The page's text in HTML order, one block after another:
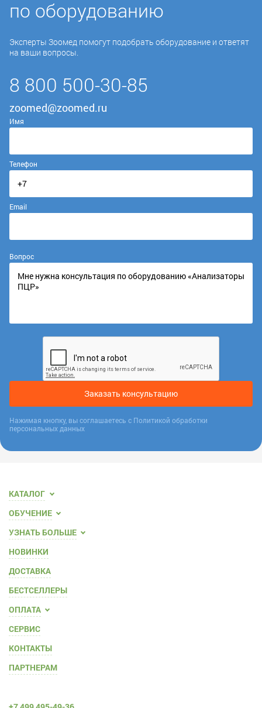
по оборудованию
Эксперты Зоомед помогут подобрать оборудование и ответят
на ваши вопросы.
8 800 500-30-85
zoomed@zoomed.ru
Имя
Телефон
Email
Вопрос
Заказать консультацию
Нажимая кнопку, вы соглашаетесь с Политикой обработки
персональных данных
КАТАЛОГ
ОБУЧЕНИЕ
УЗНАТЬ БОЛЬШЕ
НОВИНКИ
ДОСТАВКА
БЕСТСЕЛЛЕРЫ
ОПЛАТА
СЕРВИС
КОНТАКТЫ
ПАРТНЕРАМ